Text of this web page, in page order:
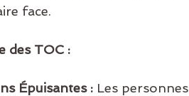
face.
des TOC :
Épuisantes : Les